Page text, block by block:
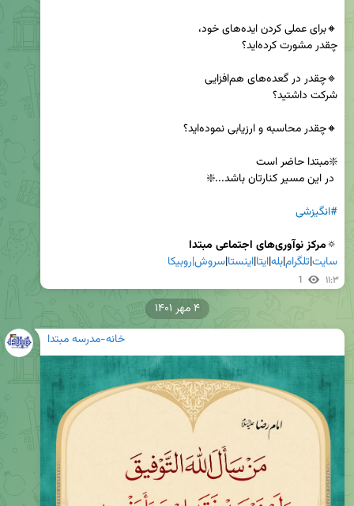
#انگیزشی
🔅مرکز نوآوری‌های اجتماعی مبتدا
سایت|تلگرام|بله|ایتا|اینستا|سروش|روبیکا
1 ۱۱:۳
خانه-مدرسه مبتدا
۴ مهر ۱۴۰۱